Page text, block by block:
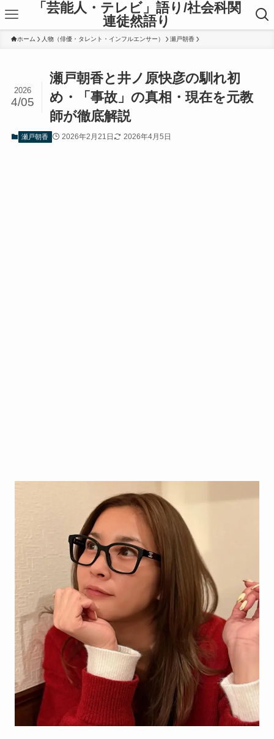
「芸能人・テレビ」語り/社会科関
連徒然語り
ホーム 人物（俳優・タレント・インフルエンサー） 瀬戸朝香
瀬戸朝香と井ノ原快彦の馴れ初
め・「事故」の真相・現在を元教
師が徹底解説
2026
4/05
瀬戸朝香 2026年2月21日 2026年4月5日